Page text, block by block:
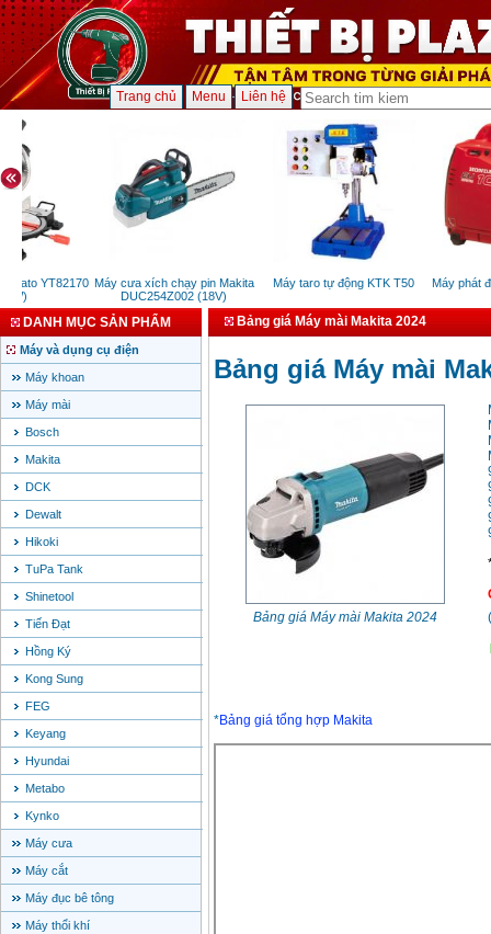
Trang chủ Menu Liên hệ
YT82170 Máy cưa xích chạy pin Makita
DUC254Z002 (18V)
Máy taro tự động KTK T50
Máy phát
DANH MỤC SẢN PHẨM
Máy và dụng cụ điện
Máy khoan
Máy mài
Bosch
Makita
DCK
Dewalt
Hikoki
TuPa Tank
Shinetool
Tiến Đạt
Hồng Ký
Kong Sung
FEG
Keyang
Hyundai
Metabo
Kynko
Máy cưa
Máy cắt
Máy đục bê tông
Máy thổi khí
Bảng giá Máy mài Makita 2024
Bảng giá Máy mài
Bảng giá Máy mài Makita 2024
(
*Bảng giá tổng hợp Makita